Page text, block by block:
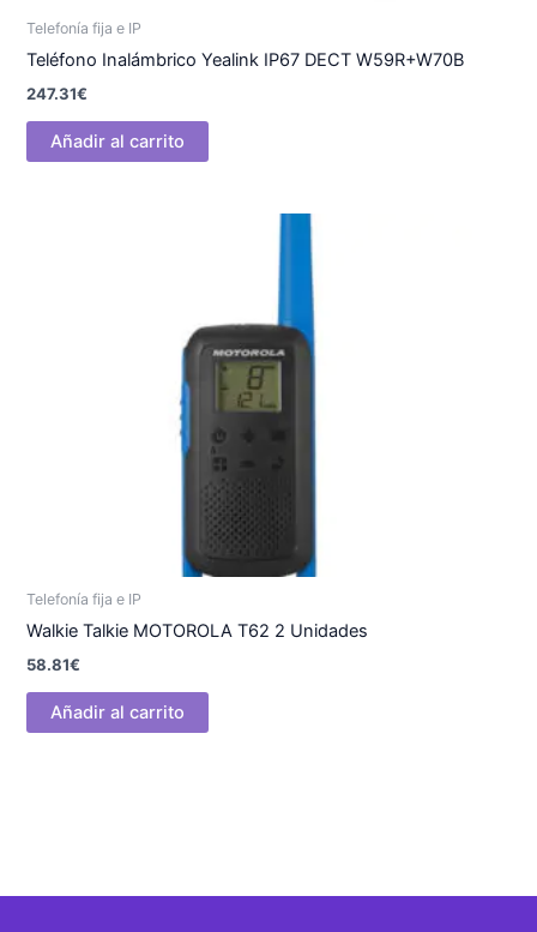
Telefonía fija e IP
Teléfono Inalámbrico Yealink IP67 DECT W59R+W70B
247.31€
Añadir al carrito
Telefonía fija e IP
Walkie Talkie MOTOROLA T62 2 Unidades
58.81€
Añadir al carrito